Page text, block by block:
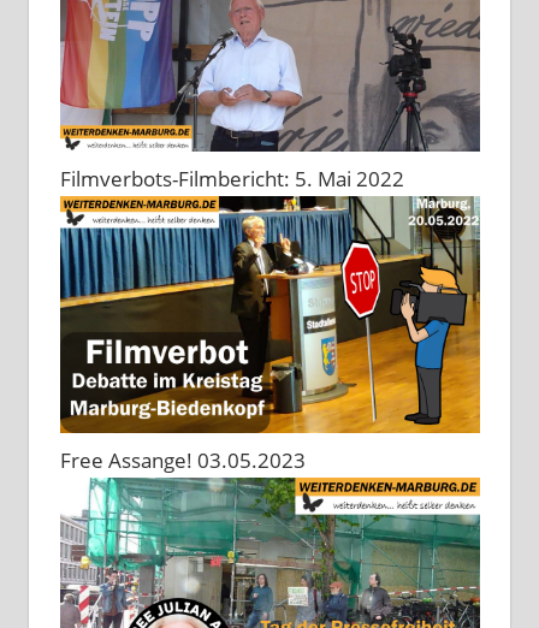
Filmverbots-Filmbericht: 5. Mai 2022
Free Assange! 03.05.2023